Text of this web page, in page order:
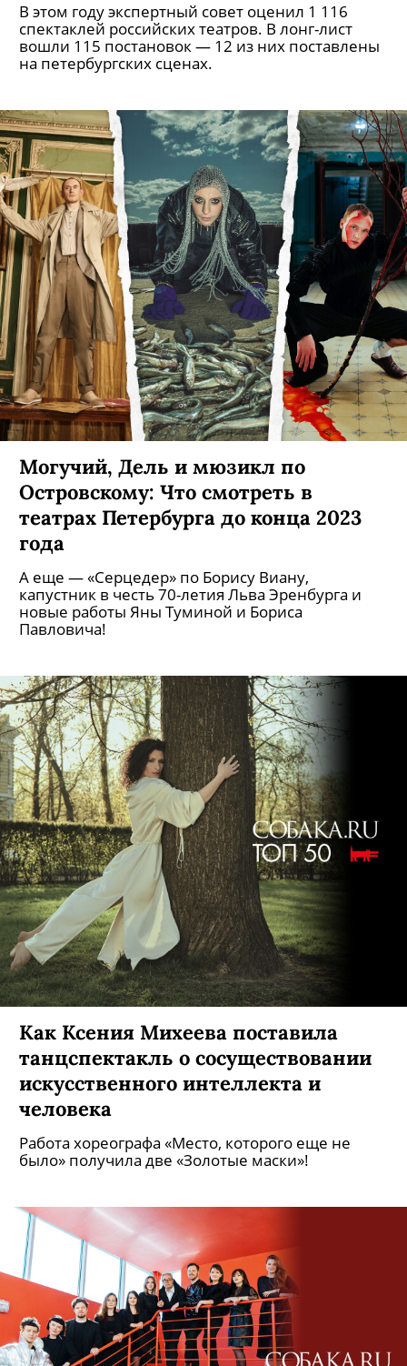
В этом году экспертный совет оценил 1 116
спектаклей российских театров. В лонг-лист
вошли 115 постановок — 12 из них поставлены
на петербургских сценах.
Могучий, Дель и мюзикл по
Островскому: Что смотреть в
театрах Петербурга до конца 2023
года
А еще — «Серцедер» по Борису Виану,
капустник в честь 70-летия Льва Эренбурга и
новые работы Яны Туминой и Бориса
Павловича!
Как Ксения Михеева поставила
танцспектакль о сосуществовании
искусственного интеллекта и
человека
Работа хореографа «Место, которого еще не
было» получила две «Золотые маски»!